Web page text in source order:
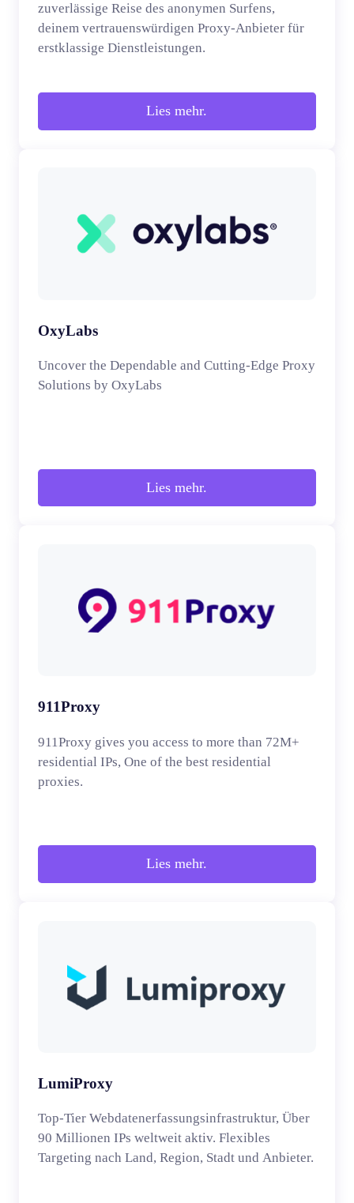
zuverlässige Reise des anonymen Surfens,
deinem vertrauenswürdigen Proxy-Anbieter für
erstklassige Dienstleistungen.
Lies mehr.
OxyLabs
Uncover the Dependable and Cutting-Edge Proxy
Solutions by OxyLabs
Lies mehr.
911Proxy
911Proxy gives you access to more than 72M+
residential IPs, One of the best residential
proxies.
Lies mehr.
LumiProxy
Top-Tier Webdatenerfassungsinfrastruktur, Über
90 Millionen IPs weltweit aktiv. Flexibles
Targeting nach Land, Region, Stadt und Anbieter.